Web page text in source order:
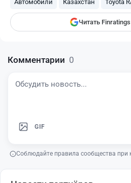
Автомобили Казахстан Toyota
Читать
Комментарии 0
GIF
Соблюдайте правила сообщества при